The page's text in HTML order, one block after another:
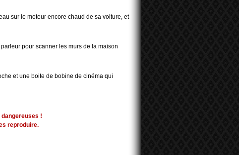
sur le moteur encore chaud de sa voiture, et
pour scanner les murs de la maison
et une boite de bobine de cinéma qui
!
reproduire.